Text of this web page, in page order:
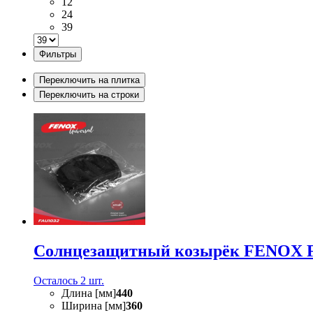
24
39
Фильтры
Переключить на плитка
Переключить на строки
Солнцезащитный козырёк FENOX
Осталось 2 шт.
Длина [мм]440
Ширина [мм]360